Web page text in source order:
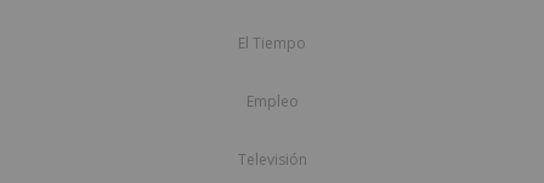
El Tiempo
Empleo
Televisión